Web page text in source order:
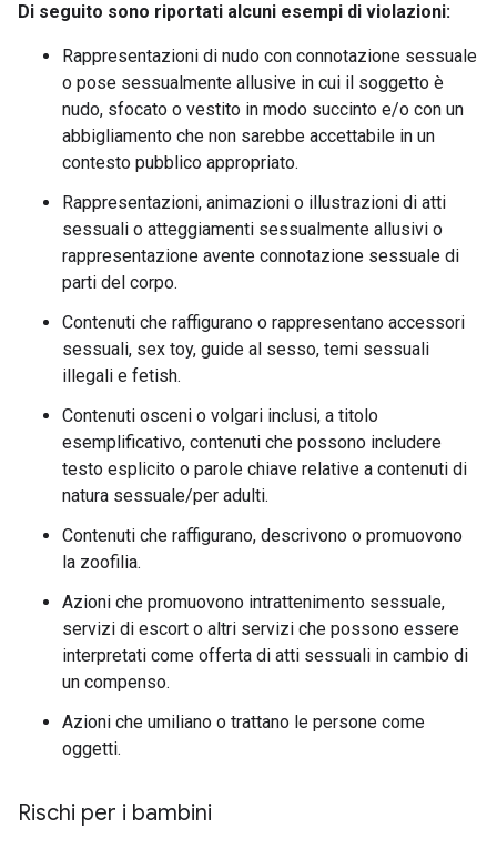
Di seguito sono riportati alcuni esempi di violazioni:
Rappresentazioni di nudo con connotazione sessuale
o pose sessualmente allusive in cui il soggetto è
nudo, sfocato o vestito in modo succinto e/o con un
abbigliamento che non sarebbe accettabile in un
contesto pubblico appropriato.
Rappresentazioni, animazioni o illustrazioni di atti
sessuali o atteggiamenti sessualmente allusivi o
rappresentazione avente connotazione sessuale di
parti del corpo.
Contenuti che raffigurano o rappresentano accessori
sessuali, sex toy, guide al sesso, temi sessuali
illegali e fetish.
Contenuti osceni o volgari inclusi, a titolo
esemplificativo, contenuti che possono includere
testo esplicito o parole chiave relative a contenuti di
natura sessuale/per adulti.
Contenuti che raffigurano, descrivono o promuovono
la zoofilia.
Azioni che promuovono intrattenimento sessuale,
servizi di escort o altri servizi che possono essere
interpretati come offerta di atti sessuali in cambio di
un compenso.
Azioni che umiliano o trattano le persone come
oggetti.
Rischi per i bambini